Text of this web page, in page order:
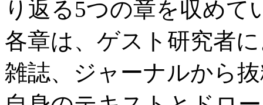
り返る5つの章を収めて
各章は、ゲスト研究者
雑誌、ジャーナルから